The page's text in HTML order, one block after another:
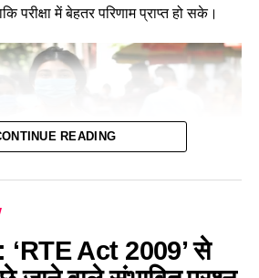
परीक्षा में बेहतर परिणाम प्राप्त हो सके।
READING
‘RTE Act 2009’ से